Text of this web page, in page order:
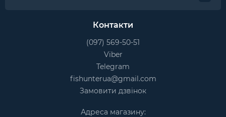
Контакти
(097) 569-50-51
Viber
Telegram
fishunterua@gmail.com
Замовити дзвінок
Адреса магазину: